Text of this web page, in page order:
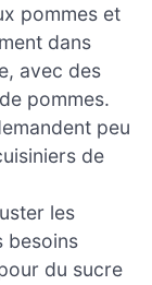
pommes et
dans
avec des
pommes.
peu
de
les
besoins
du sucre